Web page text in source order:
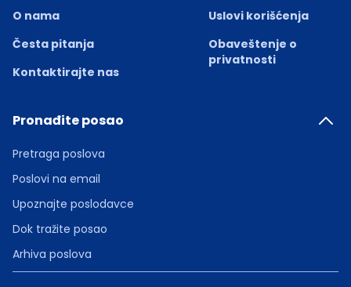
O nama
Česta pitanja
Kontaktirajte nas
Uslovi korišćenja
Obaveštenje o
privatnosti
Pronađite posao
Pretraga poslova
Poslovi na email
Upoznajte poslodavce
Dok tražite posao
Arhiva poslova